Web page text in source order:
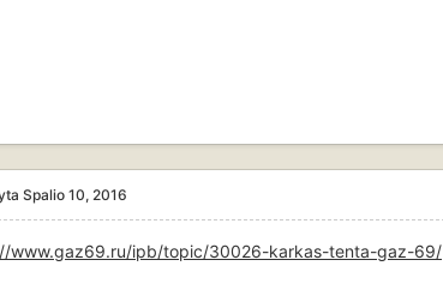
Spalio 10, 2016
www.gaz69.ru/ipb/topic/30026-karkas-tenta-gaz-69/